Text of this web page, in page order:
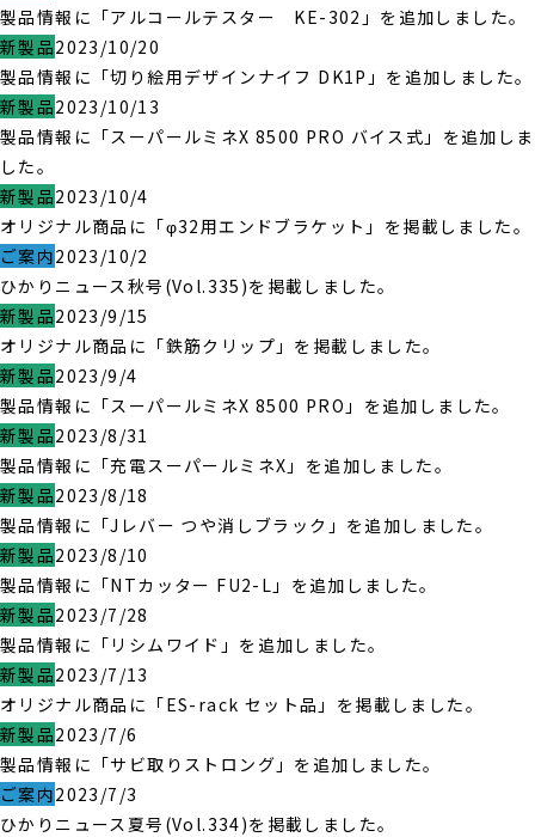
製品情報に「アルコールテスター KE-302」を追加しました。
新製品2023/10/20
製品情報に「切り絵用デザインナイフ DK1P」を追加しました。
新製品2023/10/13
製品情報に「スーパールミネX 8500 PRO バイス式」を追加しま
した。
新製品2023/10/4
オリジナル商品に「φ32用エンドブラケット」を掲載しました。
ご案内2023/10/2
ひかりニュース秋号(Vol.335)を掲載しました。
新製品2023/9/15
オリジナル商品に「鉄筋クリップ」を掲載しました。
新製品2023/9/4
製品情報に「スーパールミネX 8500 PRO」を追加しました。
新製品2023/8/31
製品情報に「充電スーパールミネX」を追加しました。
新製品2023/8/18
製品情報に「Jレバー つや消しブラック」を追加しました。
新製品2023/8/10
製品情報に「NTカッター FU2-L」を追加しました。
新製品2023/7/28
製品情報に「リシムワイド」を追加しました。
新製品2023/7/13
オリジナル商品に「ES-rack セット品」を掲載しました。
新製品2023/7/6
製品情報に「サビ取りストロング」を追加しました。
ご案内2023/7/3
ひかりニュース夏号(Vol.334)を掲載しました。